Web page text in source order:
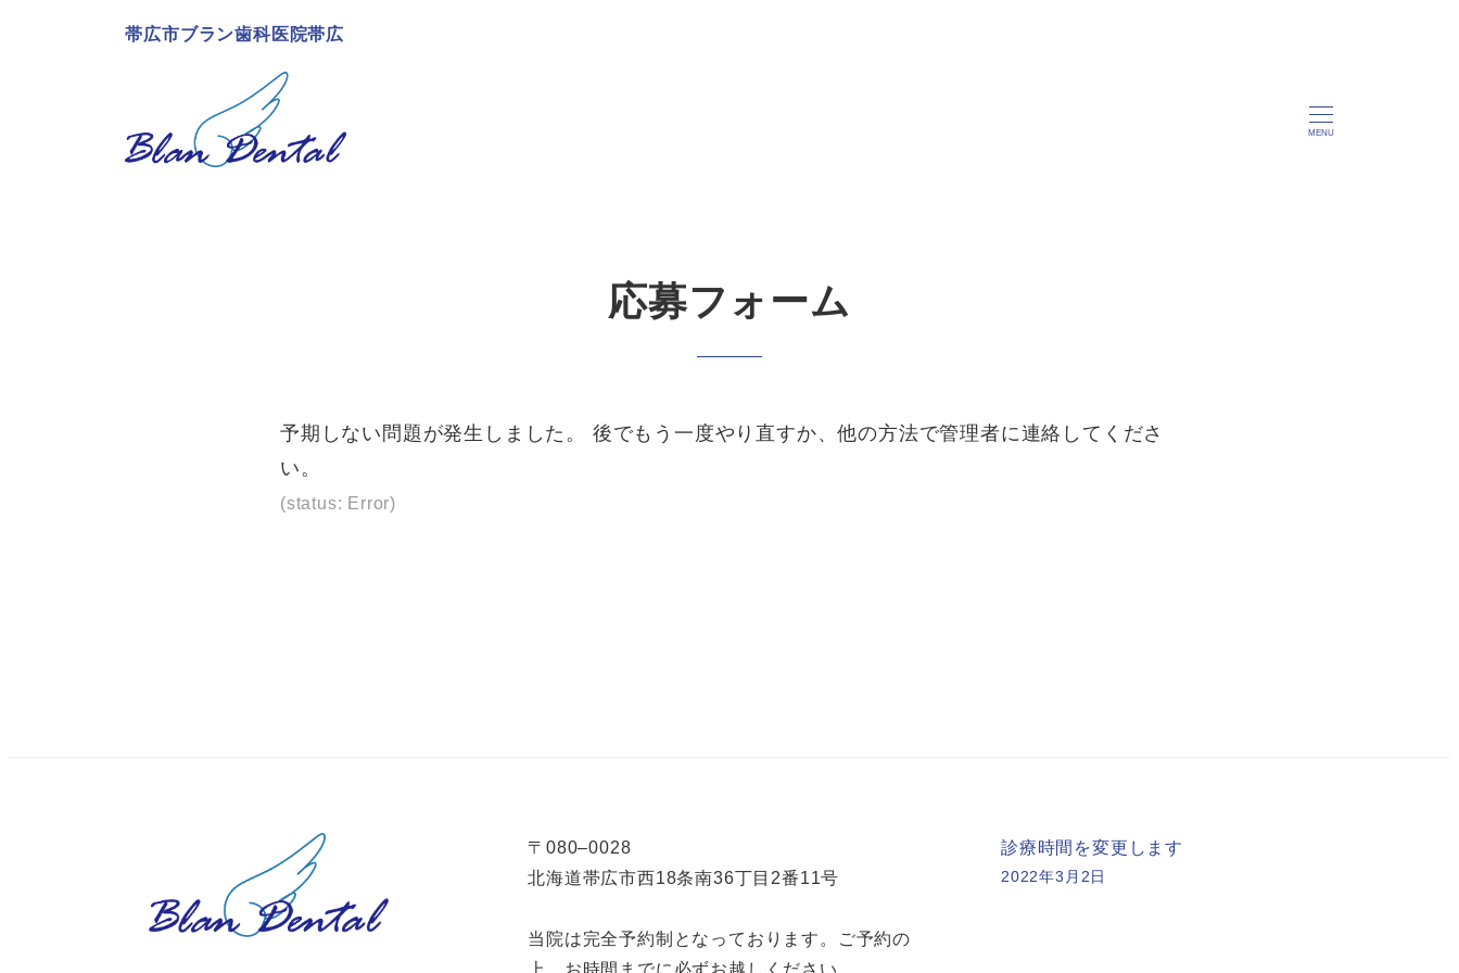
帯広市ブラン歯科医院帯広
MENU
応募フォーム
予期しない問題が発生しました。 後でもう一度やり直すか、他の方法で管理者に連絡してくださ
い。
(status: Error)
〒080–0028
北海道帯広市西18条南36丁目2番11号
当院は完全予約制となっております。ご予約の
診療時間を変更します
2022年3月2日